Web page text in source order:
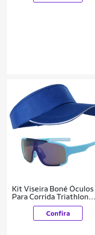
Kit Viseira Boné Óculos
Para Corrida Triathlon
Beach Tennis Azul
Confira